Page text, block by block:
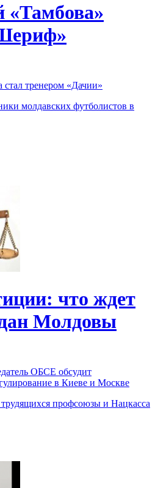
стал тренером «Дачии»
молдавских футболистов в
что ждет
Молдовы
ОБСЕ обсудит
в Киеве и Москве
профсоюзы и Нацкасса